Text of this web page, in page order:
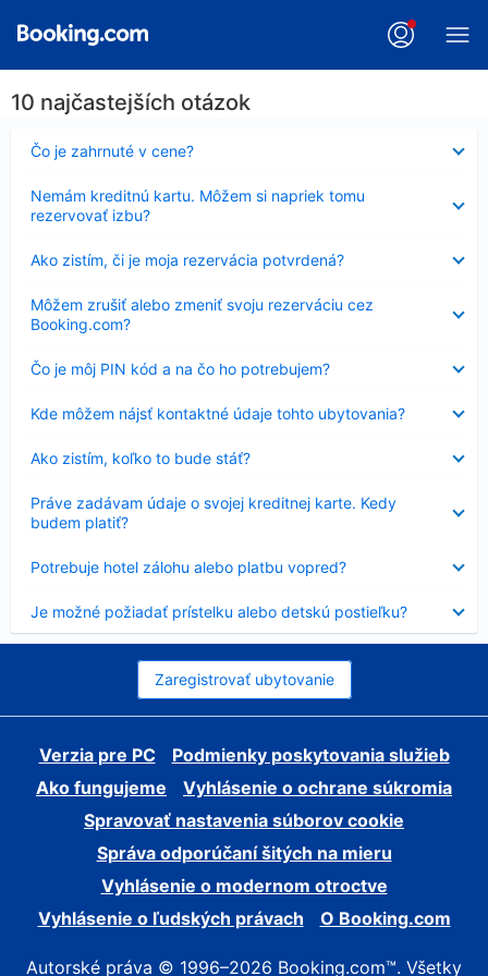
10 najčastejších otázok
Čo je zahrnuté v cene?
Nezobrazuje
sa
Nemám kreditnú kartu. Môžem si napriek tomu
rezervovať izbu?
sa
Ako zistím, či je moja rezervácia potvrdená?
sa
Môžem zrušiť alebo zmeniť svoju rezerváciu cez
Booking.com?
sa
Čo je môj PIN kód a na čo ho potrebujem?
Nezobrazuje
sa
Kde môžem nájsť kontaktné údaje tohto ubytovania?
sa
Ako zistím, koľko to bude stáť?
sa
Práve zadávam údaje o svojej kreditnej karte. Kedy
budem platiť?
sa
Potrebuje hotel zálohu alebo platbu vopred?
sa
Je možné požiadať prístelku alebo detskú postieľku?
sa
Zaregistrovať ubytovanie
Verzia pre PC
Podmienky poskytovania služieb
Ako fungujeme
Vyhlásenie o ochrane súkromia
Spravovať nastavenia súborov cookie
Správa odporúčaní šitých na mieru
Vyhlásenie o modernom otroctve
Vyhlásenie o ľudských právach
O Booking.com
Autorské práva © 1996–2026 Booking.com™. Všetky